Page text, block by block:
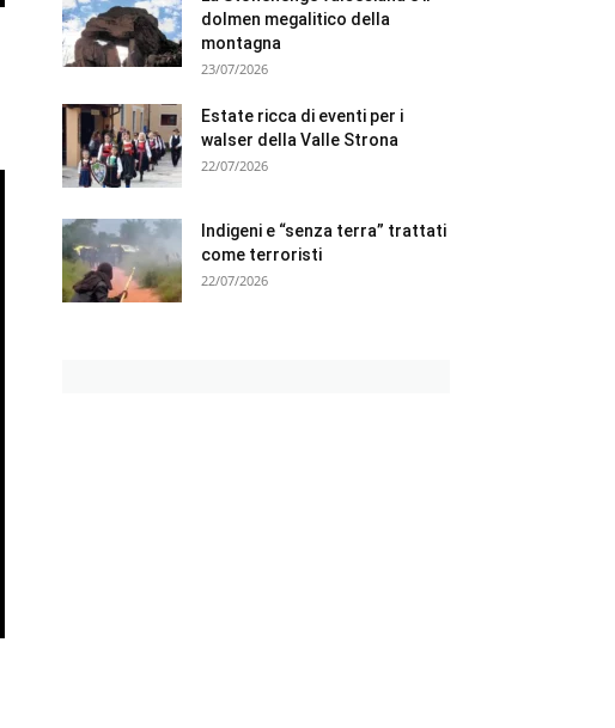
dolmen megalitico della
montagna
23/07/2026
Estate ricca di eventi per i
walser della Valle Strona
22/07/2026
Indigeni e “senza terra” trattati
come terroristi
22/07/2026